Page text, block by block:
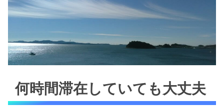
何時間滞在していても大丈夫